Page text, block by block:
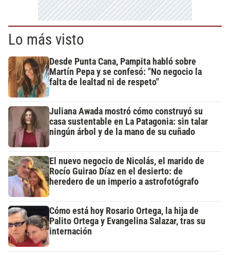
Lo más visto
Desde Punta Cana, Pampita habló sobre
Martín Pepa y se confesó: "No negocio la
falta de lealtad ni de respeto"
Juliana Awada mostró cómo construyó su
casa sustentable en La Patagonia: sin talar
ningún árbol y de la mano de su cuñado
El nuevo negocio de Nicolás, el marido de
Rocío Guirao Díaz en el desierto: de
heredero de un imperio a astrofotógrafo
Cómo está hoy Rosario Ortega, la hija de
Palito Ortega y Evangelina Salazar, tras su
internación